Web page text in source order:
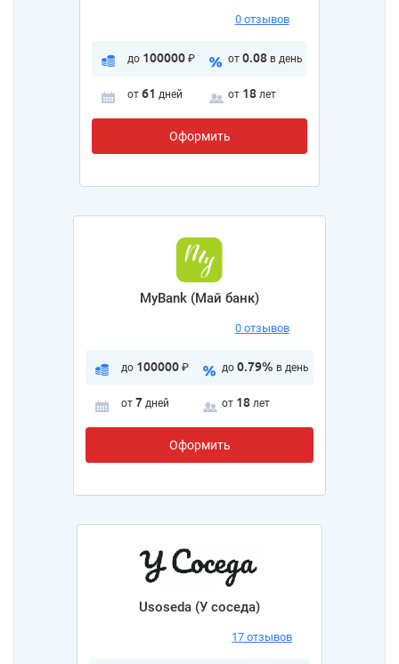
0 отзывов
до 100000 ₽ от 0.08 в день
от 61 дней от 18 лет
Оформить
MyBank (Май банк)
0 отзывов
до 100000 ₽ до 0.79% в день
от 7 дней от 18 лет
Оформить
Usoseda (У соседа)
17 отзывов